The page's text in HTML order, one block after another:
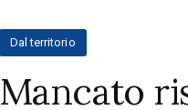
Dal territorio
Mancato